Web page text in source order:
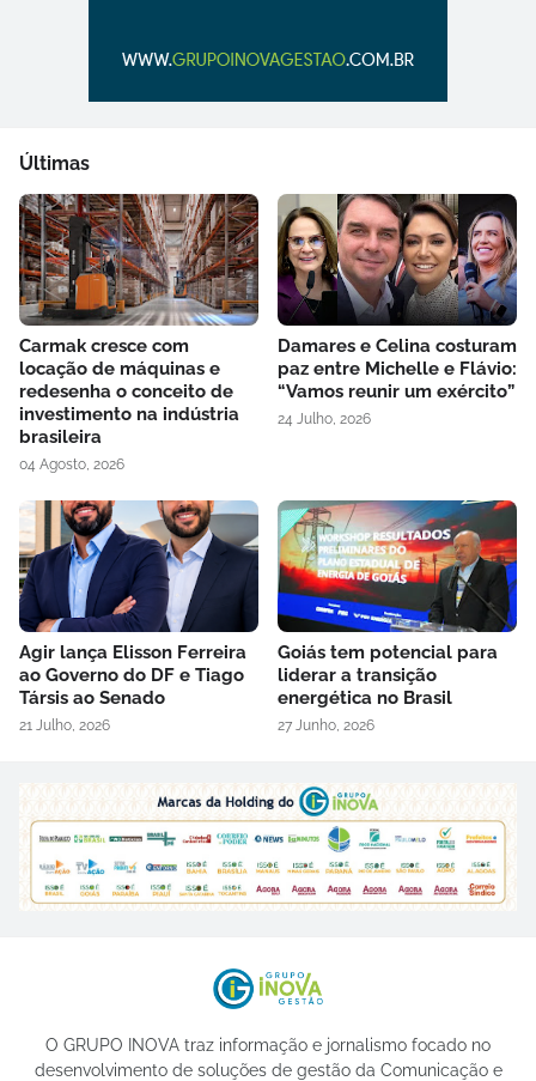
Últimas
Carmak cresce com
locação de máquinas e
redesenha o conceito de
investimento na indústria
brasileira
04 Agosto, 2026
Damares e Celina costuram
paz entre Michelle e Flávio:
“Vamos reunir um exército”
24 Julho, 2026
Agir lança Elisson Ferreira
ao Governo do DF e Tiago
Társis ao Senado
21 Julho, 2026
Goiás tem potencial para
liderar a transição
energética no Brasil
27 Junho, 2026
O GRUPO INOVA traz informação e jornalismo focado no
desenvolvimento de soluções de gestão da Comunicação e